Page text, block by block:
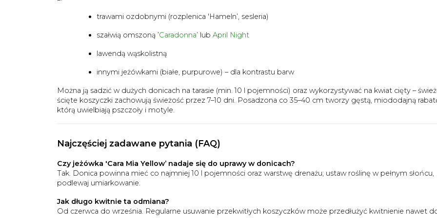
trawami ozdobnymi (rozplenica 'Hameln’, sesleria)
szałwią omszoną ’Caradonna’ lub April Night
lawendą wąskolistną
innymi jeżówkami (białe, purpurowe) – dla kontrastu barw
Można ją sadzić w dużych donicach na tarasie (min. 10 l pojemności) oraz wykorzystywać na kwiat cięty –
ścięte koszyczki zachowują świeżość przez 7–10 dni. Posadzona co 35–40 cm tworzy gęstą, miododajną
którą uwielbiają pszczoły i motyle.
Najczęściej zadawane pytania (FAQ)
Czy jeżówka 'Cara Mia Yellow’ nadaje się do uprawy w donicach?
Tak. Donica powinna mieć co najmniej 10 l pojemności oraz warstwę drenażu; ustaw roślinę w pełnym słońcu,
podlewaj umiarkowanie.
Jak długo kwitnie ta odmiana?
Od czerwca do września. Regularne usuwanie przekwitłych koszyczków może przedłużyć kwitnienie nawet